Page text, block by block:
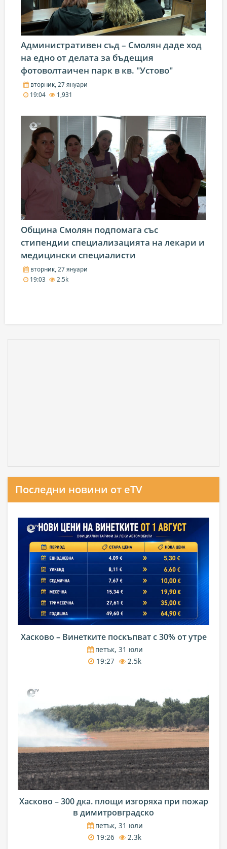
Административен съд – Смолян даде ход
на едно от делата за бъдещия
фотоволтаичен парк в кв. "Устово"
вторник, 27 януари
19:04
1,931
Община Смолян подпомага със
стипендии специализацията на лекари и
медицински специалисти
вторник, 27 януари
19:03
2.5k
Последни новини от eTV
Хасково – Винетките поскъпват с 30% от утре
петък, 31 юли
19:27
2.5k
Хасково – 300 дка. площи изгоряха при пожар
в димитровградско
петък, 31 юли
19:26
2.3k